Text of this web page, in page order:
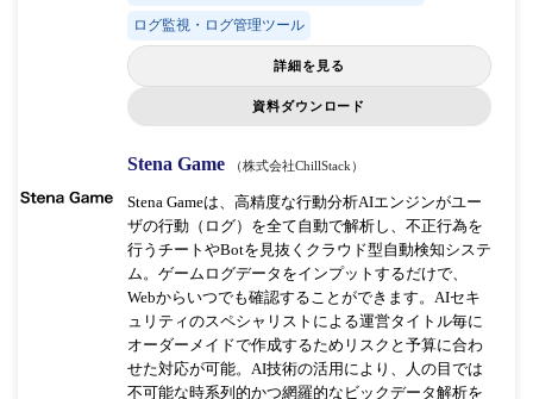
ログ監視・ログ管理ツール
詳細を見る
資料ダウンロード
Stena Game （株式会社ChillStack）
Stena Gameは、高精度な行動分析AIエンジンがユー
ザの行動（ログ）を全て自動で解析し、不正行為を
行うチートやBotを見抜くクラウド型自動検知システ
ム。ゲームログデータをインプットするだけで、
Webからいつでも確認することができます。AIセキ
ュリティのスペシャリストによる運営タイトル毎に
オーダーメイドで作成するためリスクと予算に合わ
せた対応が可能。AI技術の活用により、人の目では
不可能な時系列的かつ網羅的なビックデータ解析を